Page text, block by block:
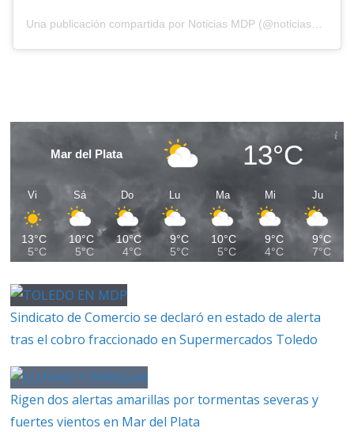
Una publicación compartida por Noticias MDP (@noticiasmdp)
Mar del Plata 13°C
Vi
13°C
5°C
Sá
10°C
5°C
Do
10°C
4°C
Lu
9°C
5°C
Ma
10°C
5°C
Mi
9°C
4°C
Ju
9°C
7°C
Sindicato de Comercio se declaró en estado de alerta
tras el cobro fraccionado en Supermercados Toledo
Rigen dos alertas amarillas por tormentas severas y
fuertes vientos en Mar del Plata